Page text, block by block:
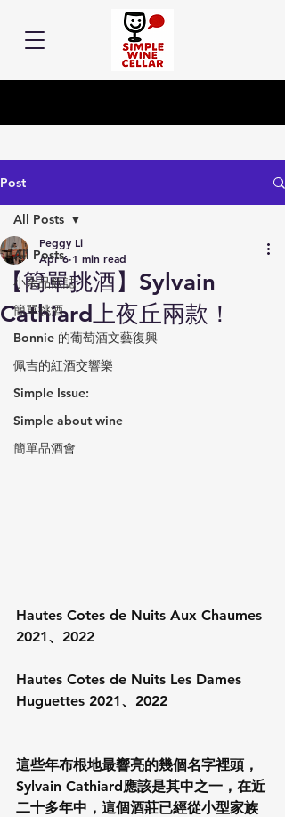
Post
All Posts
小余品飲誌
簡單挑酒
Bonnie 的葡萄酒文藝復興
佩吉的紅酒交響樂
Simple Issue:
Simple about wine
簡單品酒會
All Posts
【簡單挑酒】Sylvain
Cathiard上夜丘兩款！
Peggy Li
Apr 6 1 min read
Hautes Cotes de Nuits Aux Chaumes
2021、2022
Hautes Cotes de Nuits Les Dames
Huguettes 2021、2022
這些年布根地最響亮的幾個名字裡頭，
Sylvain Cathiard應該是其中之一，在近
二十多年中，這個酒莊已經從小型家族